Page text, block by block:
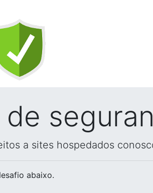
a sites hospedados
abaixo.